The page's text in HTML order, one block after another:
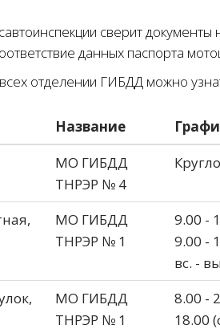
сверит
данных паспорта
отделении ГИБДД можно
Название
МО ГИБДД
ТНРЭР № 4
МО ГИБДД
ТНРЭР № 1
9.00 -
9.00 -
вс. -
МО ГИБДД
ТНРЭР № 1
8.00 -
18.00